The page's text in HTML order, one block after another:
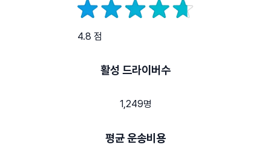
4.8 점
활성 드라이버수
1,249명
평균 운송비용